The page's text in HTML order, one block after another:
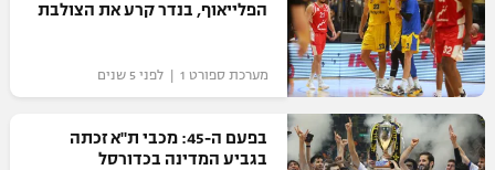
המגזין
הפלייאוף, בנדר קרע את הצולבת
מערכת ספורט 1 | לפני 5 שנים
בפעם ה-45: מכבי ת"א זכתה
בגביע המדינה בכדורסל